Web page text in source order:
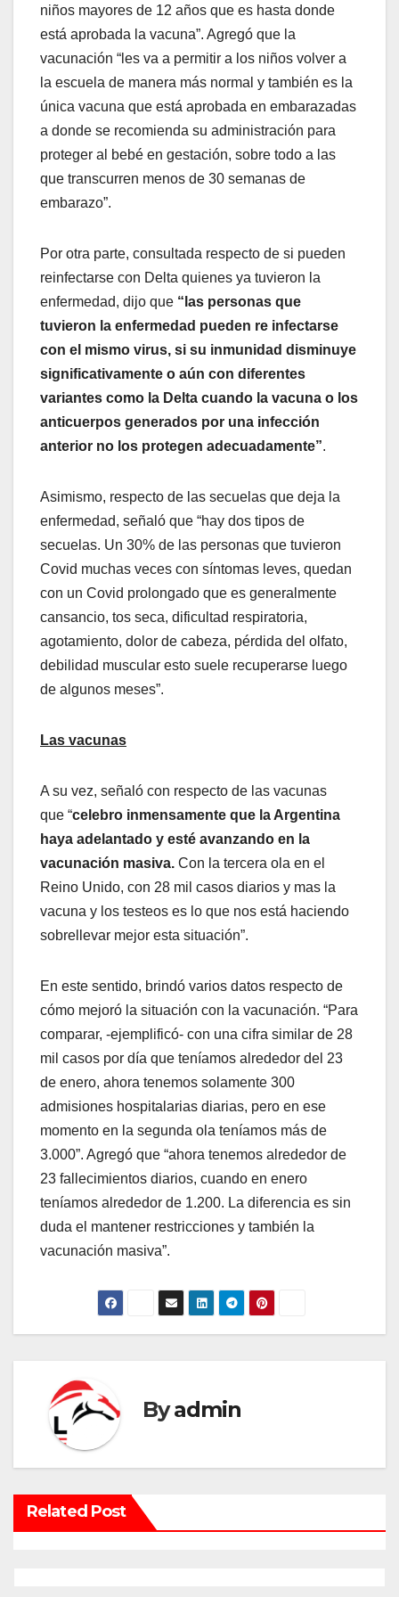
niños mayores de 12 años que es hasta donde
está aprobada la vacuna”. Agregó que la
vacunación “les va a permitir a los niños volver a
la escuela de manera más normal y también es la
única vacuna que está aprobada en embarazadas
a donde se recomienda su administración para
proteger al bebé en gestación, sobre todo a las
que transcurren menos de 30 semanas de
embarazo”.
Por otra parte, consultada respecto de si pueden
reinfectarse con Delta quienes ya tuvieron la
enfermedad, dijo que “las personas que
tuvieron la enfermedad pueden re infectarse
con el mismo virus, si su inmunidad disminuye
significativamente o aún con diferentes
variantes como la Delta cuando la vacuna o los
anticuerpos generados por una infección
anterior no los protegen adecuadamente”.
Asimismo, respecto de las secuelas que deja la
enfermedad, señaló que “hay dos tipos de
secuelas. Un 30% de las personas que tuvieron
Covid muchas veces con síntomas leves, quedan
con un Covid prolongado que es generalmente
cansancio, tos seca, dificultad respiratoria,
agotamiento, dolor de cabeza, pérdida del olfato,
debilidad muscular esto suele recuperarse luego
de algunos meses”.
Las vacunas
A su vez, señaló con respecto de las vacunas
que “celebro inmensamente que la Argentina
haya adelantado y esté avanzando en la
vacunación masiva. Con la tercera ola en el
Reino Unido, con 28 mil casos diarios y mas la
vacuna y los testeos es lo que nos está haciendo
sobrellevar mejor esta situación”.
En este sentido, brindó varios datos respecto de
cómo mejoró la situación con la vacunación. “Para
comparar, -ejemplificó- con una cifra similar de 28
mil casos por día que teníamos alrededor del 23
de enero, ahora tenemos solamente 300
admisiones hospitalarias diarias, pero en ese
momento en la segunda ola teníamos más de
3.000”. Agregó que “ahora tenemos alrededor de
23 fallecimientos diarios, cuando en enero
teníamos alrededor de 1.200. La diferencia es sin
duda el mantener restricciones y también la
vacunación masiva”.
Byadmin
Related Post